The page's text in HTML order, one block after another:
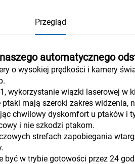
Przegląd
automatycznego
o wysokiej prędkości i kamery
wykorzystanie wiązki laserowej w
mają szeroki zakres
chwilowy dyskomfort u ptaków i
i nie szkodzi ptakom.
strefach zapobiegania
być w trybie gotowości przez 24